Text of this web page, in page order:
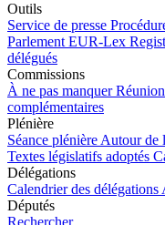
Outils
Service de presse
Parlement EUR-Lex
délégués
Commissions
À ne pas manquer
complémentaires
Plénière
Séance plénière Autour de
Textes législatifs adoptés
Délégations
Calendrier des délégations
Députés
Rechercher